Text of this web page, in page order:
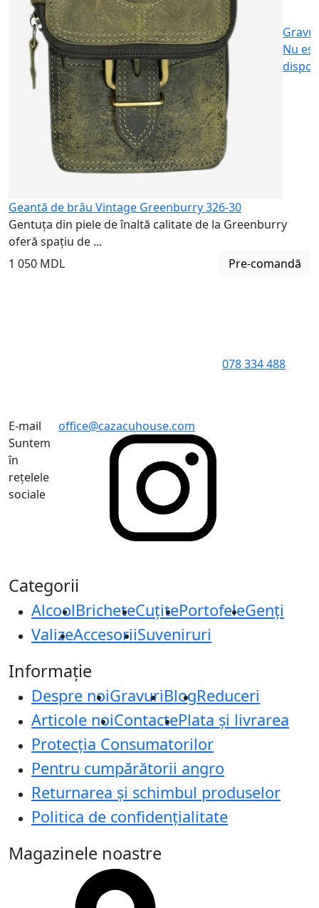
Nu
Geantă de brâu Vintage Greenburry 326-30
Gentuța din piele de înaltă calitate de la Greenburry
oferă spațiu de ...
1 050 MDL
Pre-comandă
078 334 488
E-mail
office@cazacuhouse.com
Suntem
în
rețelele
sociale
Categorii
AlcoolBricheteCuțitePortofeleGenți
ValizeAccesoriiSuveniruri
Informație
Despre noiGravuriBlogReduceri
Articole noiContactePlata și livrarea
Protecţia Consumatorilor
Pentru cumpărătorii angro
Returnarea și schimbul produselor
Politica de confidențialitate
Magazinele noastre